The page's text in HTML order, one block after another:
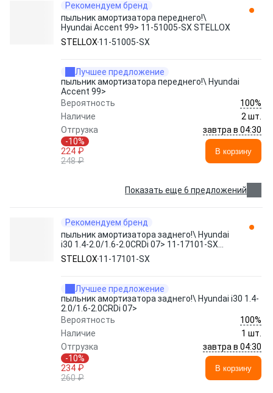
Рекомендуем бренд
пыльник амортизатора переднего!\
Hyundai Accent 99> 11-51005-SX STELLOX
STELLOX 11-51005-SX
Лучшее предложение
пыльник амортизатора переднего!\ Hyundai
Accent 99>
Вероятность
100%
Наличие
2 шт.
Отгрузка
завтра в 04:30
-10%
224 ₽
248 ₽
В корзину
Показать еще 6 предложений
Рекомендуем бренд
пыльник амортизатора заднего!\ Hyundai
i30 1.4-2.0/1.6-2.0CRDi 07> 11-17101-SX
STELLOX
STELLOX 11-17101-SX
Лучшее предложение
пыльник амортизатора заднего!\ Hyundai i30 1.4-
2.0/1.6-2.0CRDi 07>
Вероятность
100%
Наличие
1 шт.
Отгрузка
завтра в 04:30
-10%
234 ₽
260 ₽
В корзину